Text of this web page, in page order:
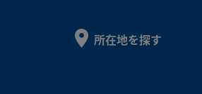
所在地を探す